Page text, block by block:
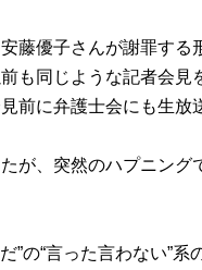
藤優子さんが謝罪す
も同じような記者会見
前に弁護士会にも生放
が、突然のハプニング
”の“言った言わない”